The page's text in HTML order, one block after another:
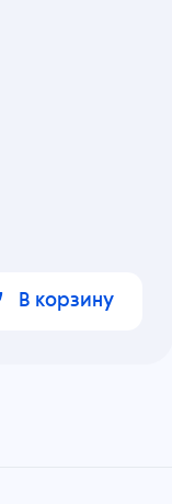
В корзину